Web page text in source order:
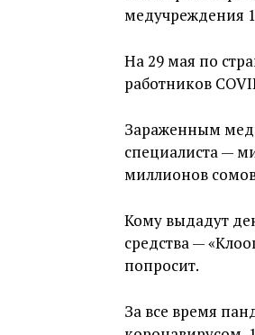
медучреждения
На 29 мая по
работников
Зараженным
специалиста —
миллионов
Кому выдадут
средства —
попросит.
За все время